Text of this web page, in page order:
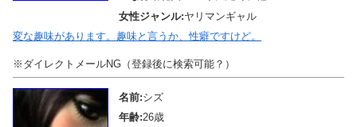
女性ジャンル:ヤリマンギャル
変な趣味があります。趣味と言うか、性癖ですけど。
※ダイレクトメールNG（登録後に検索可能？）
名前:シズ
年齢:26歳